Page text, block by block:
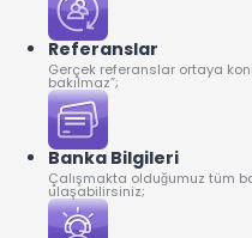
Referanslar
Gerçek referanslar ortaya
bakılmaz”;
Banka Bilgileri
Çalışmakta olduğumuz tüm
ulaşabilirsiniz;